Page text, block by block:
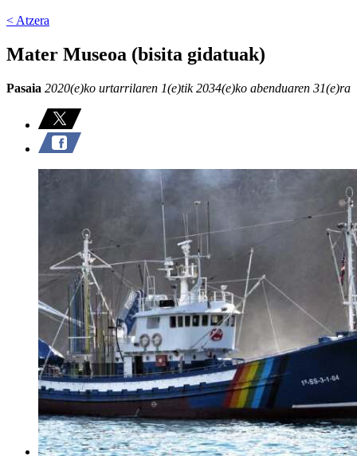
< Atzera
Mater Museoa (bisita gidatuak)
Pasaia 2020(e)ko urtarrilaren 1(e)tik 2034(e)ko abenduaren 31(e)ra